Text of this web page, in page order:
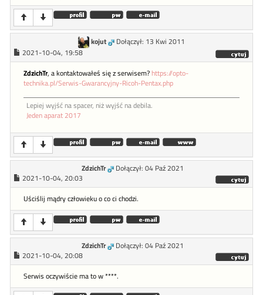
kojut
Dołączył: 13 Kwi 2011
2021-10-04, 19:58
ZdzichTr, a kontaktowałeś się z serwisem? https://opto-
technika.pl/Serwis-Gwarancyjny-Ricoh-Pentax.php
Lepiej wyjść na spacer, niż wyjść na debila.
Jeden aparat 2017
ZdzichTr
Dołączył: 04 Paź 2021
2021-10-04, 20:03
Uściślij mądry człowieku o co ci chodzi.
ZdzichTr
Dołączył: 04 Paź 2021
2021-10-04, 20:08
Serwis oczywiście ma to w ****.